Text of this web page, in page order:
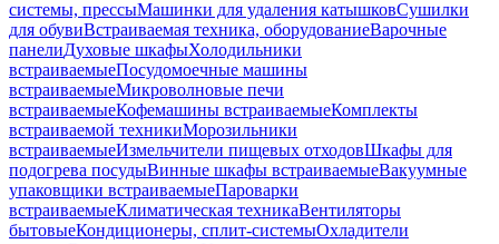
системы, прессыМашинки для удаления катышковСушилки
для обувиВстраиваемая техника, оборудованиеВарочные
панелиДуховые шкафыХолодильники
встраиваемыеПосудомоечные машины
встраиваемыеМикроволновые печи
встраиваемыеКофемашины встраиваемыеКомплекты
встраиваемой техникиМорозильники
встраиваемыеИзмельчители пищевых отходовШкафы для
подогрева посудыВинные шкафы встраиваемыеВакуумные
упаковщики встраиваемыеПароварки
встраиваемыеКлиматическая техникаВентиляторы
бытовыеКондиционеры, сплит-системыОхладители